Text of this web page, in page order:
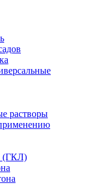
растворы
(ГКЛ)